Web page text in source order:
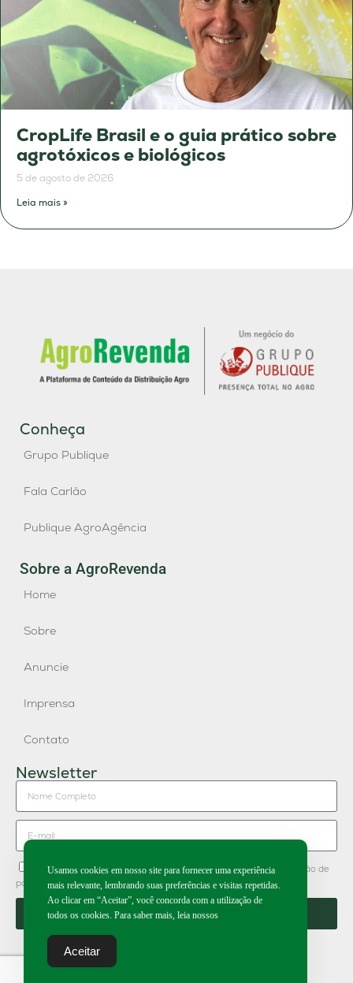
CropLife Brasil e o guia prático sobre
agrotóxicos e biológicos
5 de agosto de 2026
Leia mais »
Conheça
Grupo Publique
Fala Carlão
Publique AgroAgência
Sobre a AgroRevenda
Home
Sobre
Anuncie
Imprensa
Contato
Newsletter
Concordo em receber newsletter do Grupo Publique e divulgação de
parceiros.
Enviar
Usamos cookies em nosso site para fornecer uma experiência
mais relevante, lembrando suas preferências e visitas repetidas.
Ao clicar em “Aceitar”, você concorda com a utilização de
todos os cookies. Para saber mais, leia nossos
Aceitar